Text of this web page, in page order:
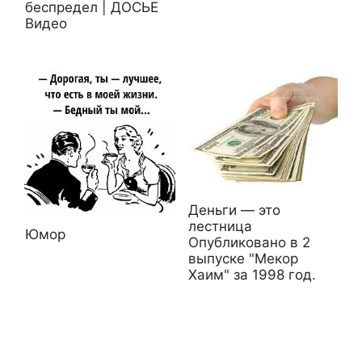
беспредел | ДОСЬЕ
Видео
Юмор
Деньги — это
лестница
Опубликовано в 2
выпуске "Мекор
Хаим" за 1998 год.